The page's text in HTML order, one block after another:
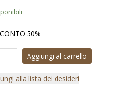
50%
Aggiungi al carrello
alla lista dei desideri